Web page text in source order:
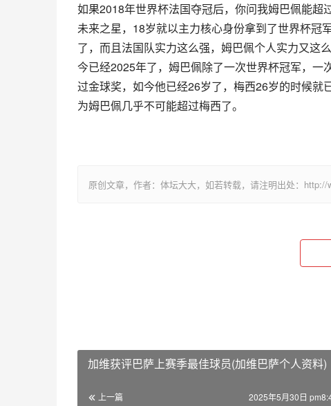
如果2018年世界杯法国夺冠后，你问我姆巴佩能
未来之星，18岁就以主力核心身份拿到了世界杯冠
了，而且法国队实力这么强，姆巴佩个人实力又这
今已经2025年了，姆巴佩除了一次世界杯冠军，
过金球奖，如今他已经26岁了，梅西26岁的时候
为姆巴佩几乎不可能超过梅西了。
原创文章，作者：体坛大大，如若转载，请注明出处：
加维获评巴萨上赛季最佳球员(加维巴萨个人资料)
上一篇 2025年5月30日